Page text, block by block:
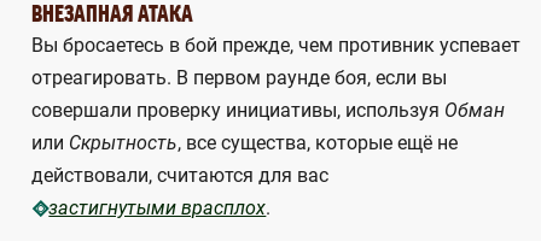
ВНЕЗАПНАЯ АТАКА
Вы бросаетесь в бой прежде, чем противник успевает
отреагировать. В первом раунде боя, если вы
совершали проверку инициативы, используя Обман
или Скрытность, все существа, которые ещё не
действовали, считаются для вас
застигнутыми врасплох.